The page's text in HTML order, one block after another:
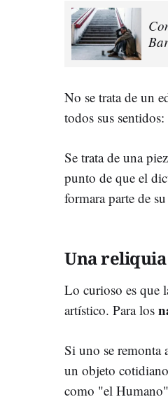
No se trata de un
todos sus
Se trata de una
punto de que el
formara parte de
Una
Lo curioso es que
artístico. Para los
Si uno se remonta
un objeto
como "el